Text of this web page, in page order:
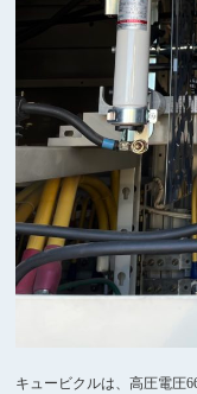
キュービクルは、高圧電圧